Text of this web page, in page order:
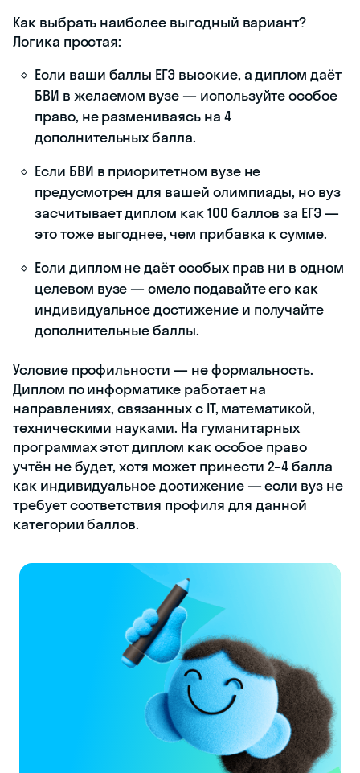
Как выбрать наиболее выгодный вариант?
Логика простая:
Если ваши баллы ЕГЭ высокие, а диплом даёт
БВИ в желаемом вузе — используйте особое
право, не размениваясь на 4
дополнительных балла.
Если БВИ в приоритетном вузе не
предусмотрен для вашей олимпиады, но вуз
засчитывает диплом как 100 баллов за ЕГЭ —
это тоже выгоднее, чем прибавка к сумме.
Если диплом не даёт особых прав ни в одном
целевом вузе — смело подавайте его как
индивидуальное достижение и получайте
дополнительные баллы.
Условие профильности — не формальность.
Диплом по информатике работает на
направлениях, связанных с IT, математикой,
техническими науками. На гуманитарных
программах этот диплом как особое право
учтён не будет, хотя может принести 2–4 балла
как индивидуальное достижение — если вуз не
требует соответствия профиля для данной
категории баллов.